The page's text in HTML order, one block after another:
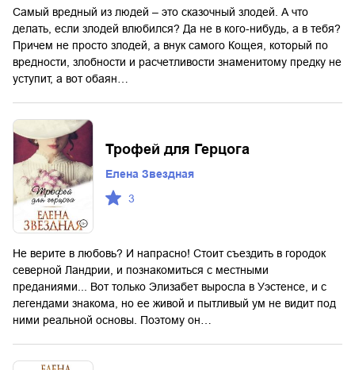
Самый вредный из людей – это сказочный злодей. А что
делать, если злодей влюбился? Да не в кого-нибудь, а в тебя?
Причем не просто злодей, а внук самого Кощея, который по
вредности, злобности и расчетливости знаменитому предку не
уступит, а вот обаян…
Трофей для Герцога
Елена Звездная
3
Не верите в любовь? И напрасно! Стоит съездить в городок
северной Ландрии, и познакомиться с местными
преданиями... Вот только Элизабет выросла в Уэстенсе, и с
легендами знакома, но ее живой и пытливый ум не видит под
ними реальной основы. Поэтому он…